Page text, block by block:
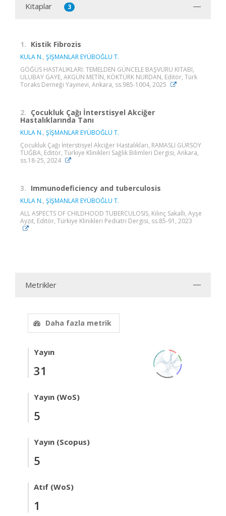
Kitaplar 3
1. Kistik Fibrozis
KULA N., ŞİŞMANLAR EYÜBOĞLU T.
GÖĞÜS HASTALIKLARI: TEMELDEN GÜNCELE BAŞVURU KITABI,
ULUBAY GAYE, AKGÜN METİN, KÖKTÜRK NURDAN, Editör, Türk
Toraks Derneği Yayınevi, Ankara, ss.985-1004, 2025
2. Çocukluk Çağı İnterstisyel Akciğer
Hastalıklarında Tanı
KULA N., ŞİŞMANLAR EYÜBOĞLU T.
Çocukluk Çağı İnterstisyel Akciğer Hastalıkları, RAMASLI GÜRSOY
TUĞBA, Editör, Türkiye Klinikleri Sağlık Bilimleri Dergisi, Ankara,
ss.18-25, 2024
3. Immunodeficiency and tuberculosis
KULA N., ŞİŞMANLAR EYÜBOĞLU T.
ALL ASPECTS OF CHILDHOOD TUBERCULOSIS, Kılınç Sakallı, Ayşe
Ayzıt, Editör, Türkiye Klinikleri Pediatri Dergisi, ss.85-91, 2023
Metrikler
Daha fazla metrik
Yayın
31
Yayın (WoS)
5
Yayın (Scopus)
5
Atıf (WoS)
1